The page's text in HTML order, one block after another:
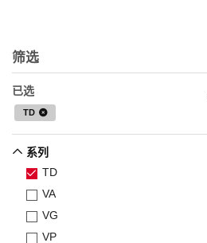
筛选
已选
TD
系列
TD
VA
VG
VP